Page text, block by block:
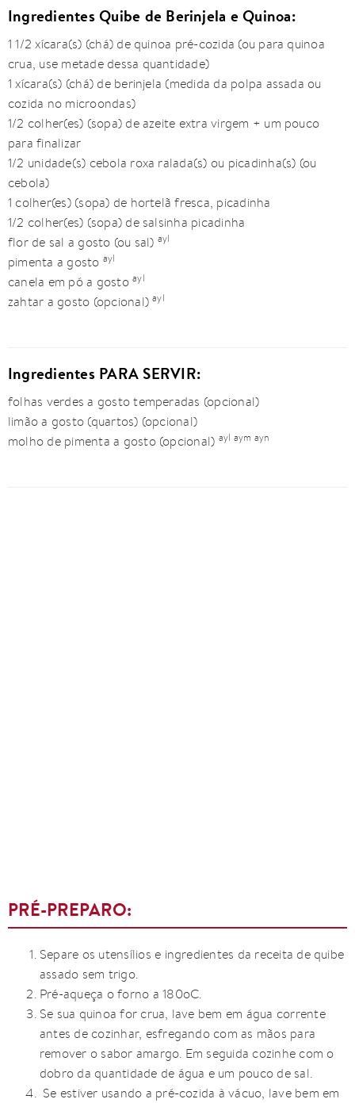
Ingredientes Quibe de Berinjela e Quinoa:
1 1/2 xícara(s) (chá) de quinoa pré-cozida (ou para quinoa
crua, use metade dessa quantidade)
1 xícara(s) (chá) de berinjela (medida da polpa assada ou
cozida no microondas)
1/2 colher(es) (sopa) de azeite extra virgem + um pouco
para finalizar
1/2 unidade(s) cebola roxa ralada(s) ou picadinha(s) (ou
cebola)
1 colher(es) (sopa) de hortelã fresca, picadinha
1/2 colher(es) (sopa) de salsinha picadinha
flor de sal a gosto (ou sal) ayl
pimenta a gosto ayl
canela em pó a gostoayl
zahtar a gosto (opcional)ayl
Ingredientes PARA SERVIR:
folhas verdes a gosto temperadas (opcional)
limão a gosto (quartos) (opcional)
molho de pimenta a gosto (opcional) ayl aym ayn
PRÉ-PREPARO:
Separe os utensílios e ingredientes da receita de quibe
assado sem trigo.
Pré-aqueça o forno a 180oC.
Se sua quinoa for crua, lave bem em água corrente
antes de cozinhar, esfregando com as mãos para
remover o sabor amargo. Em seguida cozinhe com o
dobro da quantidade de água e um pouco de sal.
Se estiver usando a pré-cozida à vácuo, lave bem em